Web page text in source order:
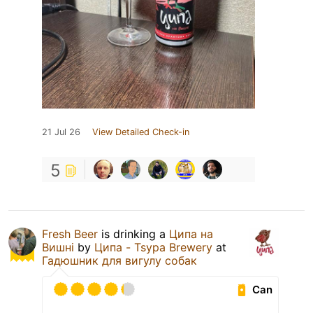
21 Jul 26 View Detailed Check-in
5
Fresh Beer is drinking a Ципа на
Вишні by Ципа - Tsypa Brewery at
Гадюшник для вигулу собак
Can